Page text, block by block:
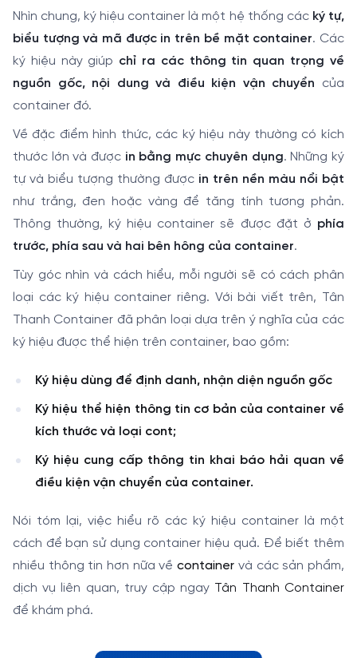
Nhìn chung, ký hiệu container là một hệ thống các ký tự,
biểu tượng và mã được in trên bề mặt container. Các
ký hiệu này giúp chỉ ra các thông tin quan trọng về
nguồn gốc, nội dung và điều kiện vận chuyển của
container đó.
Về đặc điểm hình thức, các ký hiệu này thường có kích
thước lớn và được in bằng mực chuyên dụng. Những ký
tự và biểu tượng thường đượcin trên nền màu nổi bật
như trắng, đen hoặc vàng để tăng tính tương phản.
Thông thường, ký hiệu container sẽ được đặt ở phía
trước, phía sau và hai bên hông của container.
Tùy góc nhìn và cách hiểu, mỗi người sẽ có cách phân
loại các ký hiệu container riêng. Với bài viết trên, Tân
Thanh Container đã phân loại dựa trên ý nghĩa của các
ký hiệu được thể hiện trên container, bao gồm:
Ký hiệu dùng để định danh, nhận diện nguồn gốc
Ký hiệu thể hiện thông tin cơ bản của container về
kích thước và loại cont;
Ký hiệu cung cấp thông tin khai báo hải quan về
điều kiện vận chuyển của container.
Nói tóm lại, việc hiểu rõ các ký hiệu container là một
cách để bạn sử dụng container hiệu quả. Để biết thêm
nhiều thông tin hơn nữa vềcontainer và các sản phẩm,
dịch vụ liên quan, truy cập ngay Tân Thanh Container
để khám phá.